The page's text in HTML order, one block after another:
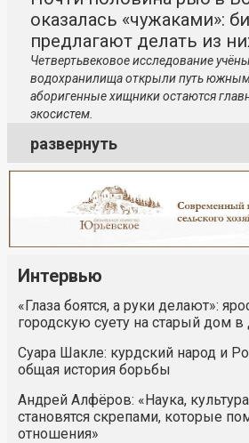
оказалась «чужаками»:
предлагают делать из
Четвертьвековое исследование
водохранилища открыли путь
аборигенные хищники остаются
экосистем.
развернуть
Интервью
«Глаза боятся, а руки делают»:
городскую суету на старый дом в
Суара Шакле: курдский народ и
общая история борьбы
Андрей Алфёров: «Наука,
становятся скрепами, которые
отношения»